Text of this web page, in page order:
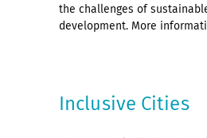
the challenges of
development. More
Inclusive Cities